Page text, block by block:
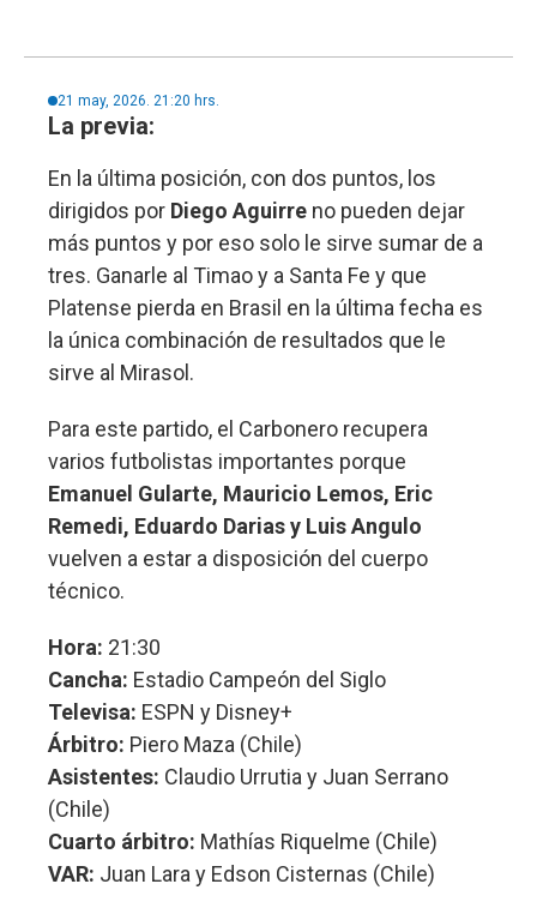
21 may, 2026. 21:20 hrs.
La previa:
En la última posición, con dos puntos, los
dirigidos por Diego Aguirre no pueden dejar
más puntos y por eso solo le sirve sumar de a
tres. Ganarle al Timao y a Santa Fe y que
Platense pierda en Brasil en la última fecha es
la única combinación de resultados que le
sirve al Mirasol.
Para este partido, el Carbonero recupera
varios futbolistas importantes porque
Emanuel Gularte, Mauricio Lemos, Eric
Remedi, Eduardo Darias y Luis Angulo
vuelven a estar a disposición del cuerpo
técnico.
Hora: 21:30
Cancha: Estadio Campeón del Siglo
Televisa: ESPN y Disney+
Árbitro: Piero Maza (Chile)
Asistentes: Claudio Urrutia y Juan Serrano
(Chile)
Cuarto árbitro: Mathías Riquelme (Chile)
VAR: Juan Lara y Edson Cisternas (Chile)